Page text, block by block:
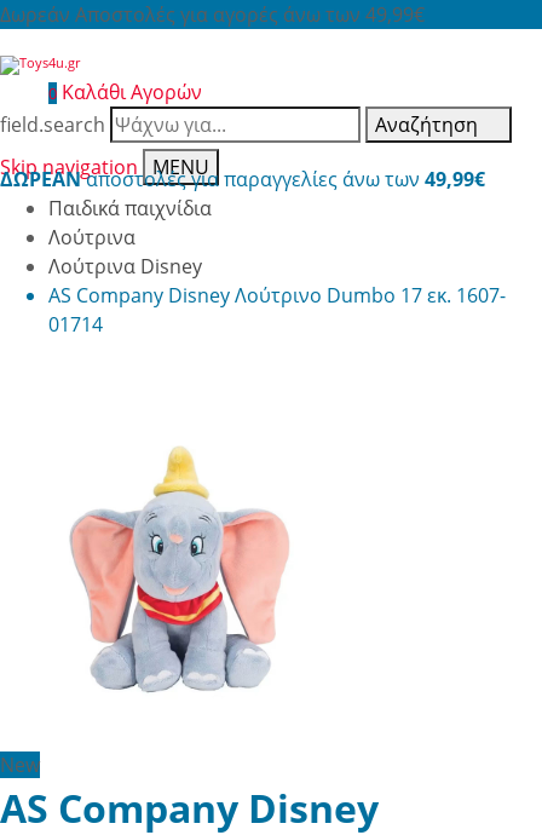
Δωρεάν Αποστολές για αγορές άνω των 49,99€
0 Καλάθι Αγορών
field.search
Αναζήτηση
Skip navigation
MENU
ΔΩΡΕΑΝαποστολές για παραγγελίες άνω των 49,99€
Παιδικά παιχνίδια
Λούτρινα
Λούτρινα Disney
AS Company Disney Λούτρινο Dumbo 17 εκ. 1607-
01714
New
AS Company Disney